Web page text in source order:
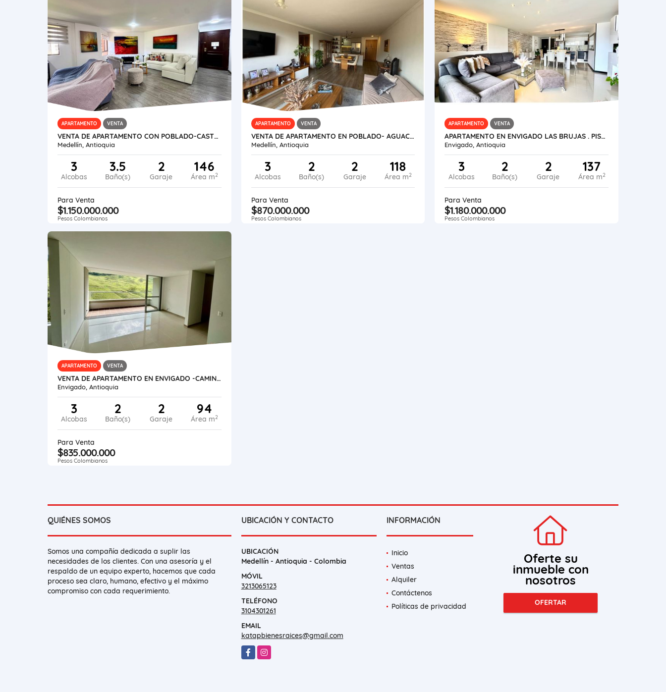
APARTAMENTO VENTA
VENTA DE APARTAMENTO CON POBLADO-CASTROPOL
Medellín, Antioquia
3
Alcobas
3.5
Baño(s)
2
Garaje
146
Área m2
Para Venta
$1.150.000.000
Pesos Colombianos
APARTAMENTO VENTA
VENTA DE APARTAMENTO EN POBLADO- AGUACATALA
Medellín, Antioquia
3
Alcobas
2
Baño(s)
2
Garaje
118
Área m2
Para Venta
$870.000.000
Pesos Colombianos
APARTAMENTO VENTA
APARTAMENTO EN ENVIGADO LAS BRUJAS . PISO ALTO CON HERMOSA VISTA
Envigado, Antioquia
3
Alcobas
2
Baño(s)
2
Garaje
137
Área m2
Para Venta
$1.180.000.000
Pesos Colombianos
APARTAMENTO VENTA
VENTA DE APARTAMENTO EN ENVIGADO -CAMINO VERDE
Envigado, Antioquia
3
Alcobas
2
Baño(s)
2
Garaje
94
Área m2
Para Venta
$835.000.000
Pesos Colombianos
QUIÉNES SOMOS
Somos una compañía dedicada a suplir las
necesidades de los clientes. Con una asesoría y el
respaldo de un equipo experto, hacemos que cada
proceso sea claro, humano, efectivo y el máximo
compromiso con cada requerimiento.
UBICACIÓN Y CONTACTO
UBICACIÓN
Medellín - Antioquia - Colombia
MÓVIL
3213065123
TELÉFONO
3104301261
EMAIL
katapbienesraices@gmail.com
FacebookInstagram
INFORMACIÓN
Inicio
Ventas
Alquiler
Contáctenos
Políticas de privacidad
Oferte su
inmueble con
nosotros
OFERTAR